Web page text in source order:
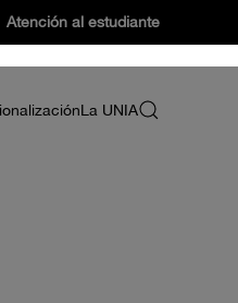
Atención al estudiante
La UNIA